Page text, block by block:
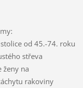
od 45.-74. roku
střeva
ženy na
rakoviny